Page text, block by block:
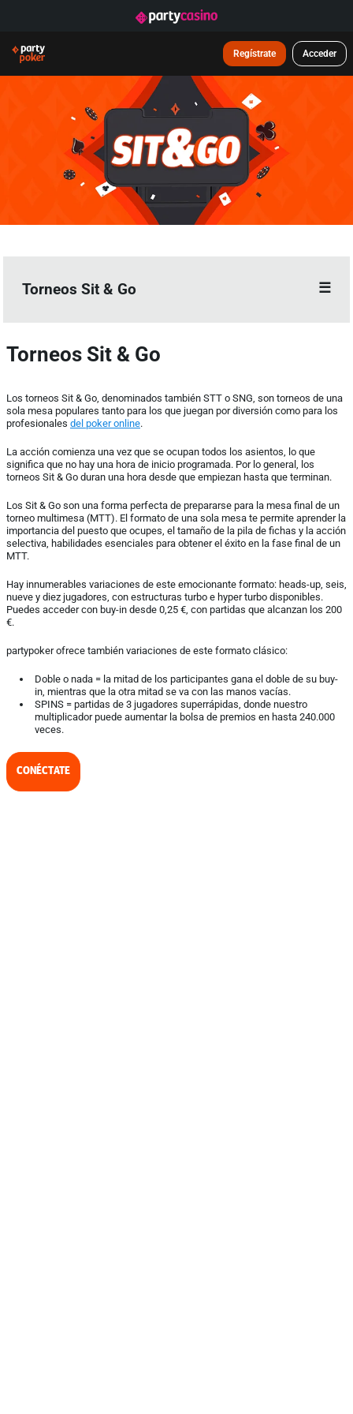
Regístrate Acceder
Torneos Sit & Go
Información general
Torneos Sit & Go
Los torneos Sit & Go, denominados también STT o SNG, son torneos de una
sola mesa populares tanto para los que juegan por diversión como para los
profesionales del poker online.
La acción comienza una vez que se ocupan todos los asientos, lo que
significa que no hay una hora de inicio programada. Por lo general, los
torneos Sit & Go duran una hora desde que empiezan hasta que terminan.
Los Sit & Go son una forma perfecta de prepararse para la mesa final de un
torneo multimesa (MTT). El formato de una sola mesa te permite aprender la
importancia del puesto que ocupes, el tamaño de la pila de fichas y la acción
selectiva, habilidades esenciales para obtener el éxito en la fase final de un
MTT.
Hay innumerables variaciones de este emocionante formato: heads-up, seis,
nueve y diez jugadores, con estructuras turbo e hyper turbo disponibles.
Puedes acceder con buy-in desde 0,25 €, con partidas que alcanzan los 200
€.
partypoker ofrece también variaciones de este formato clásico:
Doble o nada = la mitad de los participantes gana el doble de su buy-
in, mientras que la otra mitad se va con las manos vacías.
SPINS = partidas de 3 jugadores superrápidas, donde nuestro
multiplicador puede aumentar la bolsa de premios en hasta 240.000
veces.
CONÉCTATE